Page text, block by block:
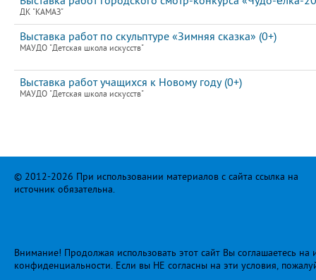
ДК "КАМАЗ"
Выставка работ по скульптуре «Зимняя сказка» (0+)
МАУДО "Детская школа искусств"
Выставка работ учащихся к Новому году (0+)
МАУДО "Детская школа искусств"
© 2012-2026 При использовании материалов с сайта ссылка на
источник обязательна.
Внимание! Продолжая использовать этот сайт Вы соглашаетесь
конфиденциальности. Если вы НЕ согласны на эти условия,